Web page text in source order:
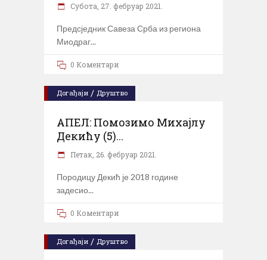
Субота, 27. фебруар 2021.
Предсједник Савеза Срба из региона
Миодраг
0 Коментари
Догађаји / Друштво
АПЕЛ: Помозимо Михајлу
Декићу (5)...
Петак, 26. фебруар 2021.
Породицу Декић је 2018 године
задесио
0 Коментари
Догађаји / Друштво